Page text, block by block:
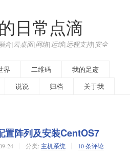
日常点滴
合|云桌面|网络|运维|远程支持|安全
界 二维码
我的足迹
说说 归档 关于我
置阵列及安装CentOS7
24 分类: 主机系统 10 条评论